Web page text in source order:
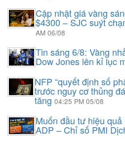
Cập nhật giá vàng
$4300 – SJC suýt
AM 06/08
Tin sáng 6/8: Vàng
Dow Jones lên kỉ lục
NFP “quyết định số
trước nguy cơ thủng
tăng04:25 PM 05/08
Muốn đầu tư hiệu
ADP – Chỉ số PMI